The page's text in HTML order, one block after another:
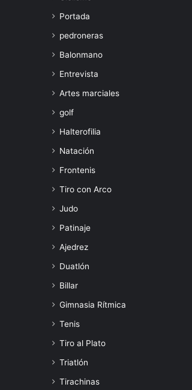
Portada
pedroneras
Balonmano
Entrevista
Artes marciales
golf
Halterofilia
Natación
Frontenis
Tiro con Arco
Judo
Patinaje
Ajedrez
Duatlón
Billar
Gimnasia Rítmica
Tenis
Tiro al Plato
Triatlón
Tirachinas